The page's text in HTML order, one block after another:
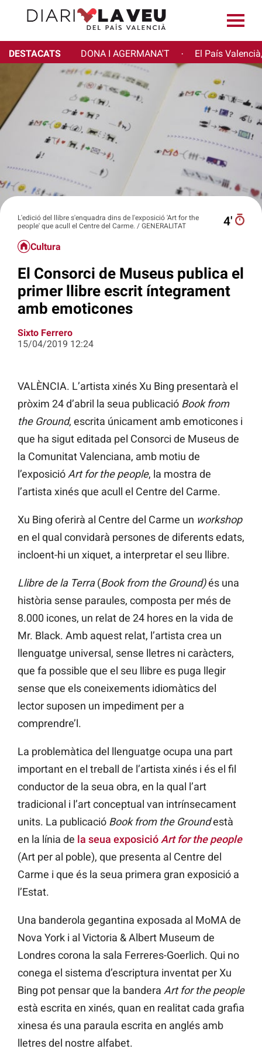
DESTACATS DONA I AGERMANA'T · El País
L'edició del llibre s'enquadra dins de l'exposició 'Art for the
people' que acull el Centre del Carme. / GENERALITAT
4′
Cultura
El Consorci de Museus publica el
primer llibre escrit íntegrament
amb emoticones
Sixto Ferrero
15/04/2019 12:24
VALÈNCIA. L’artista xinés Xu Bing presentarà el
pròxim 24 d’abril la seua publicació Book from
the Ground, escrita únicament amb emoticones i
que ha sigut editada pel Consorci de Museus de
la Comunitat Valenciana, amb motiu de
l’exposició Art for the people, la mostra de
l’artista xinés que acull el Centre del Carme.
Xu Bing oferirà al Centre del Carme un workshop
en el qual convidarà persones de diferents edats,
incloent-hi un xiquet, a interpretar el seu llibre.
Llibre de la Terra(Book from the Ground)és una
història sense paraules, composta per més de
8.000 icones, un relat de 24 hores en la vida de
Mr. Black. Amb aquest relat, l’artista crea un
llenguatge universal, sense lletres ni caràcters,
que fa possible que el seu llibre es puga llegir
sense que els coneixements idiomàtics del
lector suposen un impediment per a
comprendre’l.
La problemàtica del llenguatge ocupa una part
important en el treball de l’artista xinés i és el fil
conductor de la seua obra, en la qual l’art
tradicional i l’art conceptual van intrínsecament
units. La publicació Book from the Groundestà
en la línia de la seua exposició Art for the people
(Art per al poble), que presenta al Centre del
Carme i que és la seua primera gran exposició a
l’Estat.
Una banderola gegantina exposada al MoMA de
Nova York i al Victoria & Albert Museum de
Londres corona la sala Ferreres-Goerlich. Qui no
conega el sistema d’escriptura inventat per Xu
Bing pot pensar que la bandera Art for the people
està escrita en xinés, quan en realitat cada grafia
xinesa és una paraula escrita en anglés amb
lletres del nostre alfabet.